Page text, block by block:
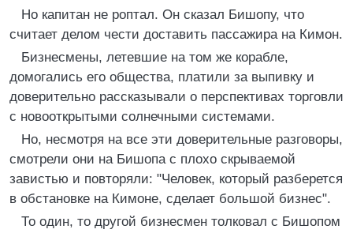
Но капитан не роптал. Он сказал Бишопу, что
считает делом чести доставить пассажира на Кимон.
Бизнесмены, летевшие на том же корабле,
домогались его общества, платили за выпивку и
доверительно рассказывали о перспективах торговли
с новооткрытыми солнечными системами.
Но, несмотря на все эти доверительные разговоры,
смотрели они на Бишопа с плохо скрываемой
завистью и повторяли: "Человек, который разберется
в обстановке на Кимоне, сделает большой бизнес".
То один, то другой бизнесмен толковал с Бишопом